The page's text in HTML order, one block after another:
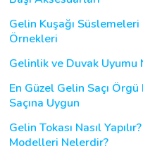
Gelin Kuşağı Süslemeleri
Örnekleri
Gelinlik ve Duvak Uyumu
En Güzel Gelin Saçı
Saçına Uygun
Gelin Tokası Nasıl
Modelleri Nelerdir?